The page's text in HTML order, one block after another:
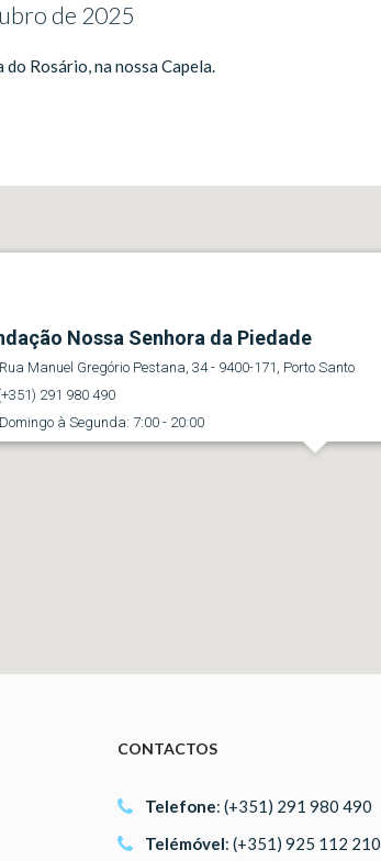
de 2025
Rosário, na nossa Capela.
Nossa Senhora da Piedade
Rua Manuel Gregório Pestana, 34 - 9400-171, Porto Santo
291 980 490
Domingo à Segunda: 7:00 - 20:00
CONTACTOS
Telefone: (+351) 291 980 490
Telémóvel: (+351) 925 112 210